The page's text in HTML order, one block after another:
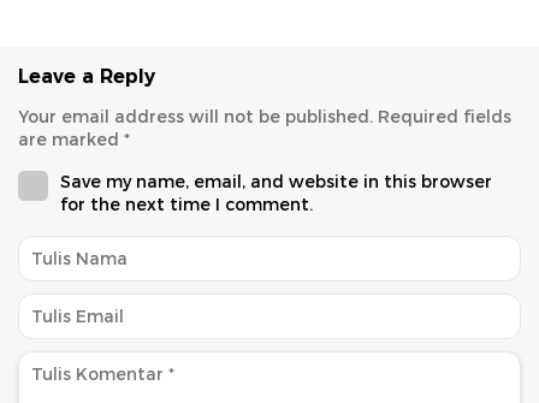
Leave a Reply
Your email address will not be published. Required fields
are marked *
Save my name, email, and website in this browser
for the next time I comment.